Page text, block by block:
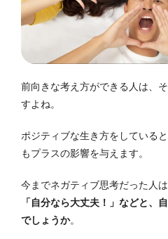
前向きな考え方ができる人は、
すよね。
ポジティブな生き方をしている
もプラスの影響を与えます。
今までネガティブ思考だった人は
「自分なら大丈夫！」などと、
でしょうか。